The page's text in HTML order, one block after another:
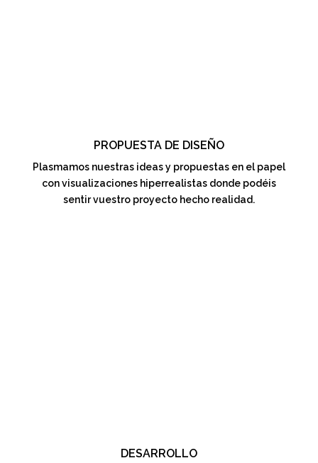
PROPUESTA DE DISEÑO
Plasmamos nuestras ideas y propuestas en el papel
con visualizaciones hiperrealistas donde podéis
sentir vuestro proyecto hecho realidad.
DESARROLLO